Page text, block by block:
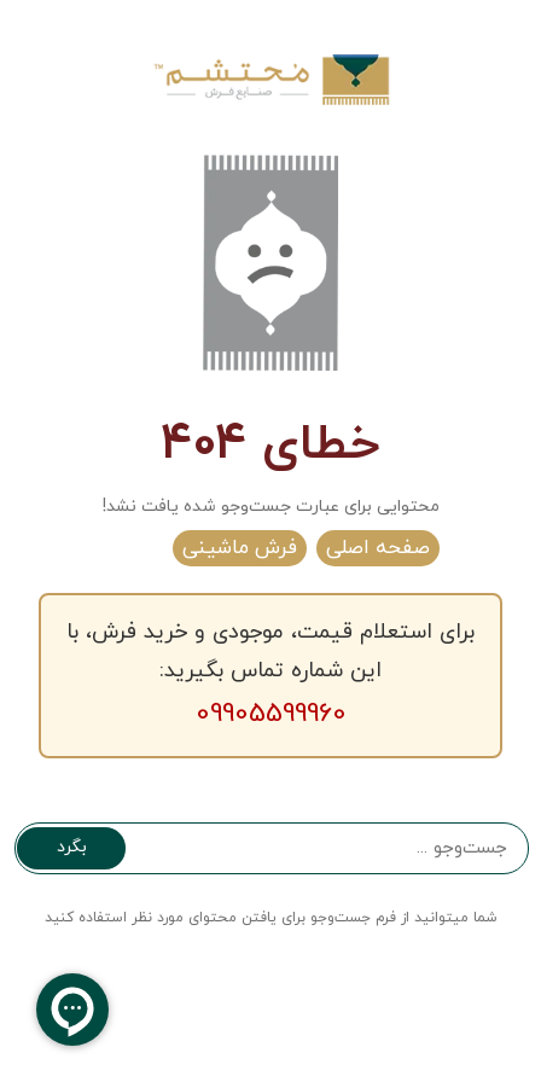
خطای 404
محتوایی برای عبارت جست‌و‌جو شده یافت نشد!
صفحه اصلی فرش ماشینی
برای استعلام قیمت، موجودی و خرید فرش، با
این شماره تماس بگیرید:
09905599960
بگرد
شما میتوانید از فرم جست‌و‌جو برای یافتن محتوای مورد نظر استفاده کنید